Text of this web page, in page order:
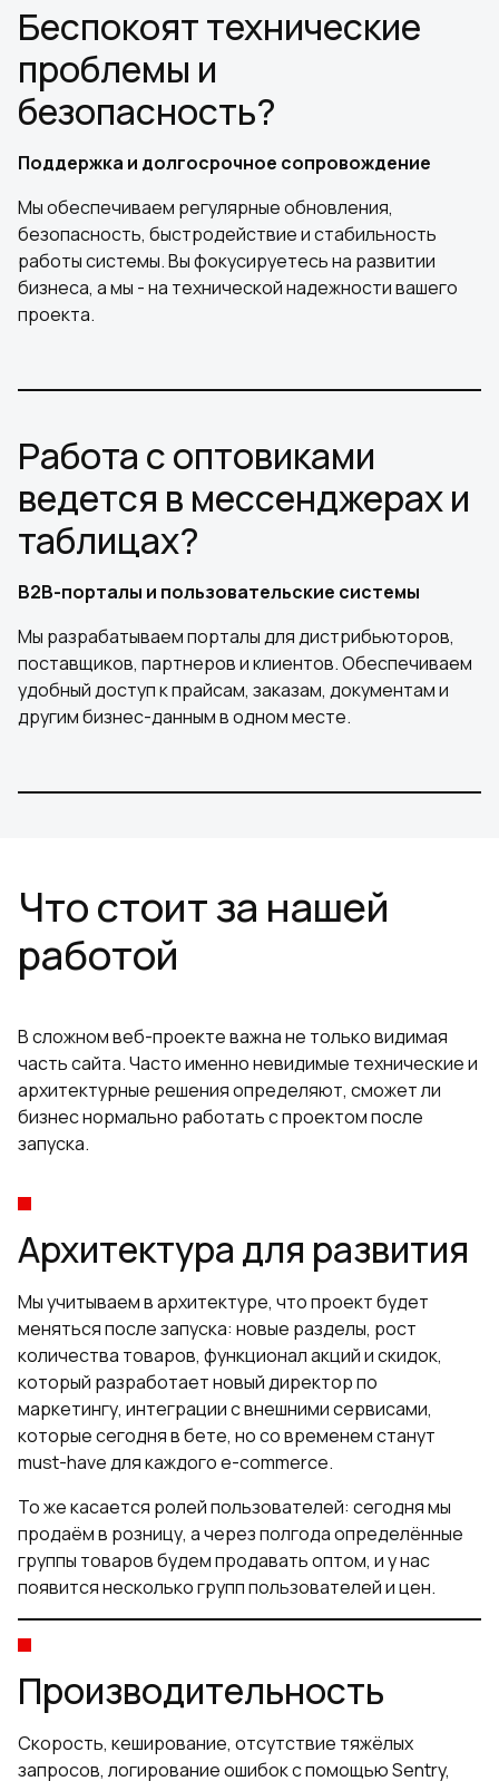
Беспокоят технические
проблемы и
безопасность?
Поддержка и долгосрочное сопровождение
Мы обеспечиваем регулярные обновления,
безопасность, быстродействие и стабильность
работы системы. Вы фокусируетесь на развитии
бизнеса, а мы - на технической надежности вашего
проекта.
Работа с оптовиками
ведется в мессенджерах и
таблицах?
B2B-порталы и пользовательские системы
Мы разрабатываем порталы для дистрибьюторов,
поставщиков, партнеров и клиентов. Обеспечиваем
удобный доступ к прайсам, заказам, документам и
другим бизнес-данным в одном месте.
Что стоит за нашей
работой
В сложном веб-проекте важна не только видимая
часть сайта. Часто именно невидимые технические и
архитектурные решения определяют, сможет ли
бизнес нормально работать с проектом после
запуска.
Архитектура для развития
Мы учитываем в архитектуре, что проект будет
меняться после запуска: новые разделы, рост
количества товаров, функционал акций и скидок,
который разработает новый директор по
маркетингу, интеграции с внешними сервисами,
которые сегодня в бете, но со временем станут
must-have для каждого e-commerce.
То же касается ролей пользователей: сегодня мы
продаём в розницу, а через полгода определённые
группы товаров будем продавать оптом, и у нас
появится несколько групп пользователей и цен.
Производительность
Скорость, кеширование, отсутствие тяжёлых
запросов, логирование ошибок с помощью Sentry,